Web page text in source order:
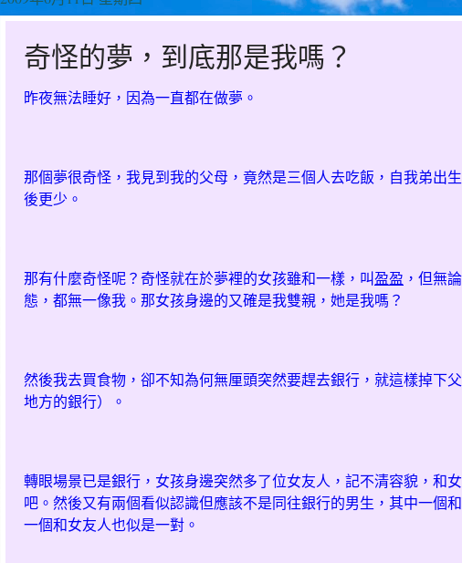
奇怪的夢，到底那是我嗎？
昨夜無法睡好，因為一直都在做夢。
那個夢很奇怪，我見到我的父母，竟然是三個人去吃飯，自我弟出
後更少。
那有什麼奇怪呢？奇怪就在於夢裡的女孩雖和一樣，叫盈盈 ，但無
態，都無一像我。那女孩身邊的又確是我雙親，她是我嗎？
然後我去買食物，卻不知為何無厘頭突然要趕去銀行，就這樣掉下
地方的銀行）。
轉眼場景已是銀行，女孩身邊突然多了位女友人，記不清容貌，和
吧。然後又有兩個看似認識但應該不是同往銀行的男生，其中一個
一個和女友人也似是一對。